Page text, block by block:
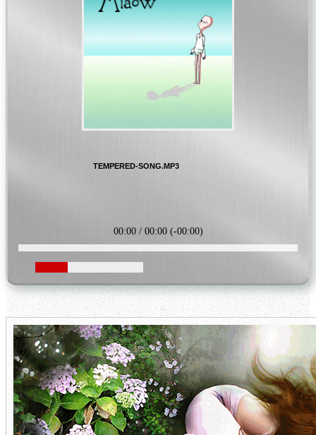
TEMPERED-SONG.MP3
00:00/ 00:00(-00:00)